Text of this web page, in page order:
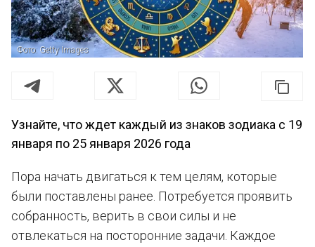
Фото: Getty Images
Узнайте, что ждет каждый из знаков зодиака с 19
января по 25 января 2026 года
Пора начать двигаться к тем целям, которые
были поставлены ранее. Потребуется проявить
собранность, верить в свои силы и не
отвлекаться на посторонние задачи. Каждое